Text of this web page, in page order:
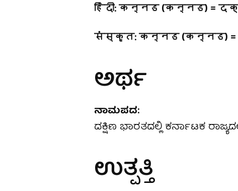
हिंदी:कन्नड(कन्नड) =
संस्कृत:कन्नड(कन्नड) =
ಅರ್ಥ
ನಾಮಪದ:
ದಕ್ಷಿಣ ಭಾರತದಲ್ಲಿ ಕರ್ನಾಟಕ
ಉತ್ಪತ್ತಿ